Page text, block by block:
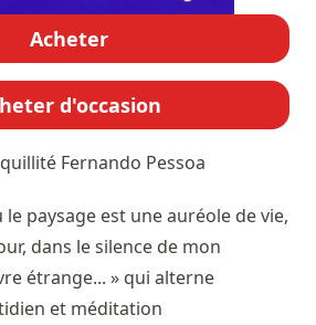
Acheter
d'occasion
Fernando Pessoa
le paysage est une auréole de vie,
dans le silence de mon
étrange... » qui alterne
et méditation